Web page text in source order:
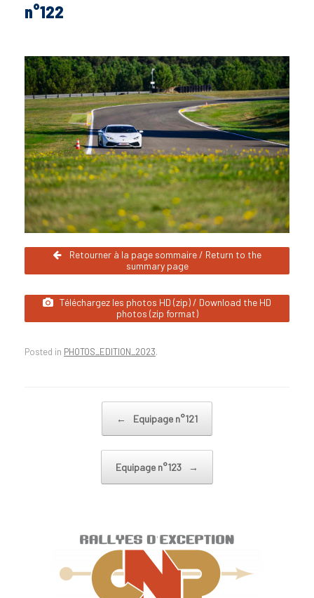
n°122
Retourner à la page sommaire / Return to the
summary page
Téléchargez les photos HD (zip) / Download the HD
photos (zip format)
Posted in PHOTOS_EDITION_2023.
← Equipage n°121
Equipage n°123 →